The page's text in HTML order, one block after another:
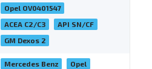
Opel OV0401547
ACEA C2/C3
API SN/CF
GM Dexos 2
Mercedes Benz Opel